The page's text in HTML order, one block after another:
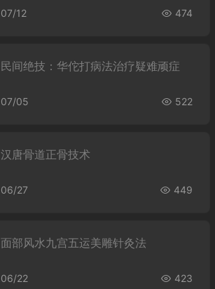
07/12 474
民间绝技：华佗打病法治疗疑难顽症
07/05 522
汉唐骨道正骨技术
06/27 449
面部风水九宫五运美雕针灸法
06/22 423